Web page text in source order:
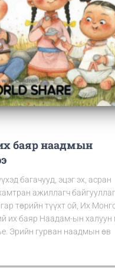
баяр наадмын
багачууд, эцэг эх, асран
ажиллагч
төрийн түүхт ой, Их
их баяр Наадам-ын халуун
Эрийн гурван наадмын өв